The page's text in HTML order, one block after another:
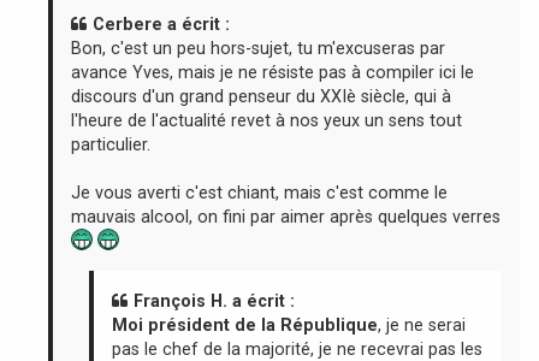
Cerbere a écrit :
Bon, c'est un peu hors-sujet, tu m'excuseras par
avance Yves, mais je ne résiste pas à compiler ici le
discours d'un grand penseur du XXIè siècle, qui à
l'heure de l'actualité revet à nos yeux un sens tout
particulier.
Je vous averti c'est chiant, mais c'est comme le
mauvais alcool, on fini par aimer après quelques verres
François H. a écrit :
Moi président de la République, je ne serai
pas le chef de la majorité, je ne recevrai pas les